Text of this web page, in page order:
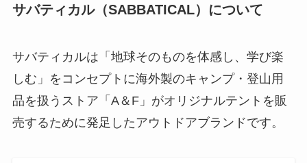
サバティカル（SABBATICAL）について
サバティカルは「地球そのものを体感し、学び楽
しむ」をコンセプトに海外製のキャンプ・登山用
品を扱うストア「A＆F」がオリジナルテントを販
売するために発足したアウトドアブランドです。